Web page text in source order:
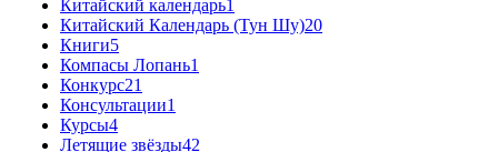
Китайский календарь1
Китайский Календарь (Тун Шу)20
Книги5
Компасы Лопань1
Конкурс21
Консультации1
Курсы4
Летящие звёзды42